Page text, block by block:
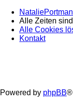
Alle Zeiten sind
Alle Cookies
Kontakt
Powered by phpBB®